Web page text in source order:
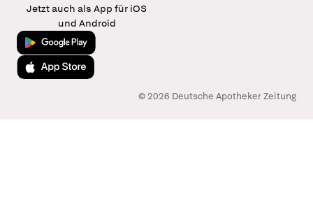
Jetzt auch als App für iOS
und Android
Jetzt bei Google Play
Laden im App Store
© 2026 Deutsche Apotheker Zeitung